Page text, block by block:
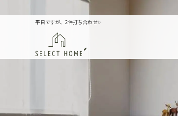
平日ですが、2件打ち合わせ✨